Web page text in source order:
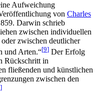
Aufweichung
von Charles
Darwin schrieb
zwischen individuellen
zwischen deutlicher
und Arten.“[9] Der Erfolg
Rückschritt in
fließenden und künstlichen
zwischen den
]